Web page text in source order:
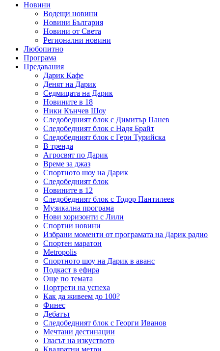
Новини
Водещи новини
Новини България
Новини от Света
Регионални новини
Любопитно
Програма
Предавания
Дарик Кафе
Денят на Дарик
Седмицата на Дарик
Новините в 18
Ники Кънчев Шоу
Следобедният блок с Димитър Панев
Следобедният блок с Надя Брайт
Следобедният блок с Гери Турийска
В тренда
Агросвят по Дарик
Време за джаз
Спортното шоу на Дарик
Следобедният блок
Новините в 12
Следобедният блок с Тодор Пантилеев
Музикална програма
Нови хоризонти с Лили
Спортни новини
Избрани моменти от програмата на Дарик радио
Спортен маратон
Metropolis
Спортното шоу на Дарик в аванс
Подкаст в ефира
Още по темата
Портрети на успеха
Как да живеем до 100?
Финес
Дебатът
Следобедният блок с Георги Иванов
Мечтани дестинации
Гласът на изкуството
Квадратни метри